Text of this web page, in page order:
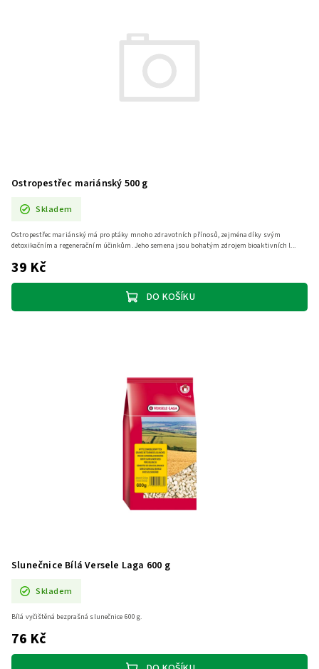
Ostropestřec mariánský 500 g
Skladem
39 Kč
DO KOŠÍKU
Ostropestřec mariánský má pro ptáky mnoho zdravotních přínosů, zejména díky svým
detoxikačním a regeneračním účinkům. Jeho semena jsou bohatým zdrojem bioaktivních l...
Slunečnice Bílá Versele Laga 600 g
Skladem
76 Kč
Bílá vyčištěná bezprašná slunečnice 600 g.